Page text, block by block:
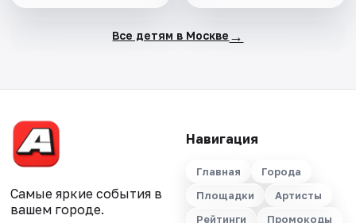
Все детям в Москве →
Самые яркие события в
вашем городе.
Навигация
Главная
Города
Площадки
Артисты
Рейтинги
Промокоды